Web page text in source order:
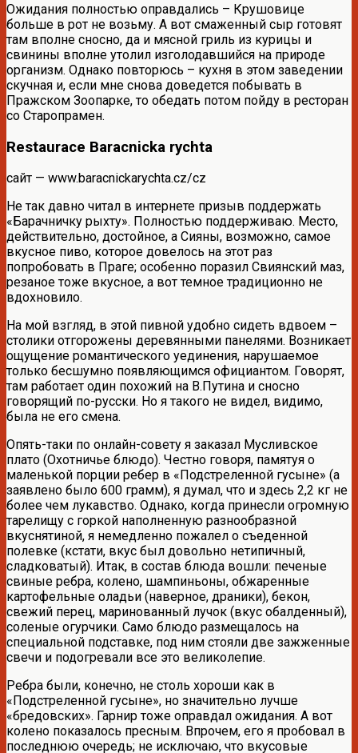
Ожидания полностью оправдались – Крушовице
больше в рот не возьму. А вот смаженный сыр готовят
там вполне сносно, да и мясной гриль из курицы и
свинины вполне утолил изголодавшийся на природе
организм. Однако повторюсь – кухня в этом заведении
скучная и, если мне снова доведется побывать в
Пражском Зоопарке, то обедать потом пойду в ресторан
со Старопрамен.
Restaurace Baracnicka rychta
сайт — www.baracnickarychta.cz/cz
Не так давно читал в интернете призыв поддержать
«Барачничку рыхту». Полностью поддерживаю. Место,
действительно, достойное, а Сияны, возможно, самое
вкусное пиво, которое довелось на этот раз
попробовать в Праге; особенно поразил Свиянский маз,
резаное тоже вкусное, а вот темное традиционно не
вдохновило.
На мой взгляд, в этой пивной удобно сидеть вдвоем –
столики отгорожены деревянными панелями. Возникает
ощущение романтического уединения, нарушаемое
только бесшумно появляющимся официантом. Говорят,
там работает один похожий на В.Путина и сносно
говорящий по-русски. Но я такого не видел, видимо,
была не его смена.
Опять-таки по онлайн-совету я заказал Мусливское
плато (Охотничье блюдо). Честно говоря, памятуя о
маленькой порции ребер в «Подстреленной гусыне» (а
заявлено было 600 грамм), я думал, что и здесь 2,2 кг не
более чем лукавство. Однако, когда принесли огромную
тарелищу с горкой наполненную разнообразной
вкуснятиной, я немедленно пожалел о съеденной
полевке (кстати, вкус был довольно нетипичный,
сладковатый). Итак, в состав блюда вошли: печеные
свиные ребра, колено, шампиньоны, обжаренные
картофельные оладьи (наверное, драники), бекон,
свежий перец, маринованный лучок (вкус обалденный),
соленые огурчики. Само блюдо размещалось на
специальной подставке, под ним стояли две зажженные
свечи и подогревали все это великолепие.
Ребра были, конечно, не столь хороши как в
«Подстреленной гусыне», но значительно лучше
«бредовских». Гарнир тоже оправдал ожидания. А вот
колено показалось пресным. Впрочем, его я пробовал в
последнюю очередь; не исключаю, что вкусовые